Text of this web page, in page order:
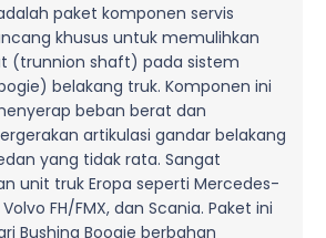
paket komponen servis
khusus untuk memulihkan
(trunnion shaft) pada sistem
belakang truk. Komponen ini
beban berat dan
artikulasi gandar belakang
yang tidak rata. Sangat
unit truk Eropa seperti Mercedes-
FH/FMX, dan Scania. Paket ini
Bushing Boogie berbahan